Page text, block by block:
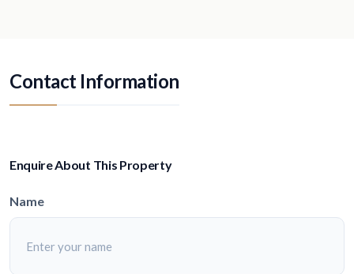
Contact Information
Enquire About This Property
Name